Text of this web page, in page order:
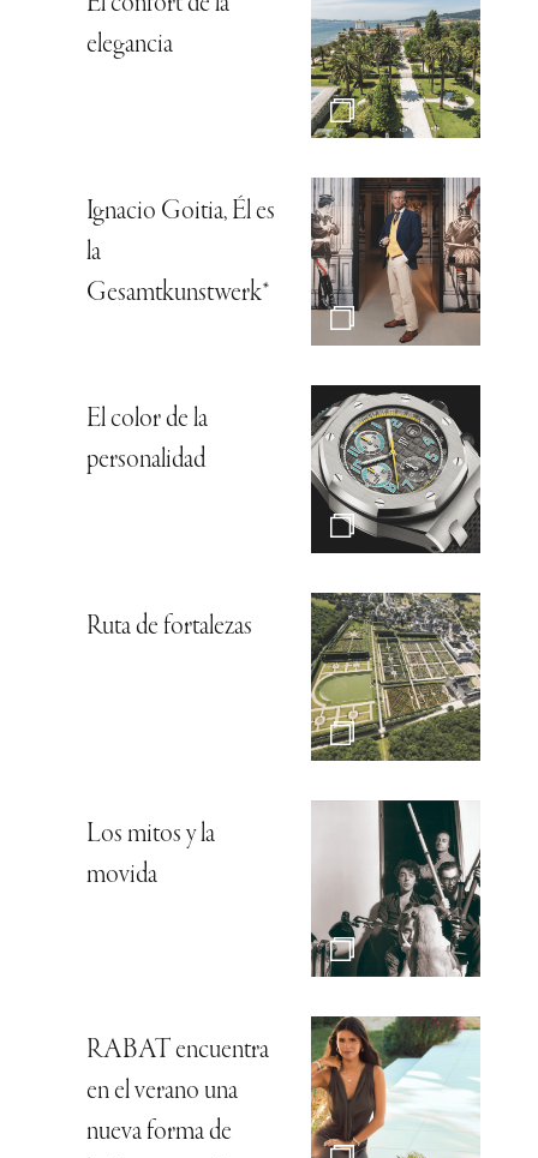
elegancia
Ignacio Goitia, Él es
la
Gesamtkunstwerk*
El color de la
personalidad
Ruta de fortalezas
Los mitos y la
movida
RABAT encuentra
en el verano una
nueva forma de